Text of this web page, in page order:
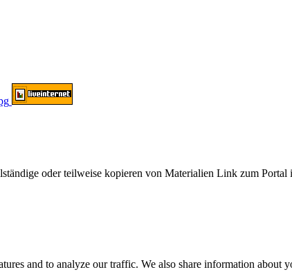
oder teilweise kopieren von Materialien Link zum Portal
and to analyze our traffic. We also share information